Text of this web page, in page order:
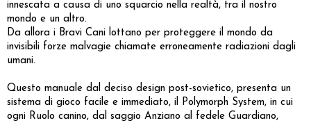
innescata a causa di uno squarcio nella realtà, tra il nostro
mondo e un altro.
Da allora i Bravi Cani lottano per proteggere il mondo da
invisibili forze malvagie chiamate erroneamente radiazioni dagli
umani.
Questo manuale dal deciso design post-sovietico, presenta un
sistema di gioco facile e immediato, il Polymorph System, in cui
ogni Ruolo canino, dal saggio Anziano al fedele Guardiano,